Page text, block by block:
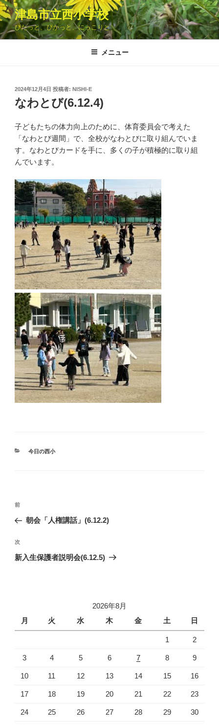
コ
ン
テ
ン
津島市立西小学校
ぴたっと、ぴかっと、にっこりと
メニュー
投
稿
日:
2024年12月4日 投稿者: NISHI-E
なわとび(6.12.4)
子どもたちの体力向上のために、体育委員会で考えた
「なわとび週間」で、全校がなわとびに取り組んでいま
す。なわとびカードを手に、多くの子が積極的に取り組
んでいます。
カ
今日の西小
投
ビ
ゲ
過
去
投
稿
前
朝会「人権講話」(6.12.2)
次
の
次
新入生保護者説明会(6.12.5)
2026年8月
月
火 水 木 金 土 日
1 2
3 4 5 6 7 8 9
10 11 12 13 14 15 16
17 18 19 20 21 22 23
24 25 26 27 28 29 30